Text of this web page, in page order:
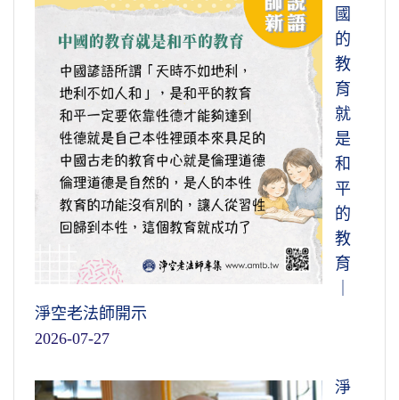
國
的
教
育
就
是
和
平
的
教
育
淨空老法師開示
2026-07-27
淨